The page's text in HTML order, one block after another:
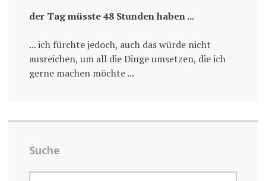
der Tag müsste 48 Stunden haben ...
... ich fürchte jedoch, auch das würde nicht
ausreichen, um all die Dinge umsetzen, die ich
gerne machen möchte ...
Suche